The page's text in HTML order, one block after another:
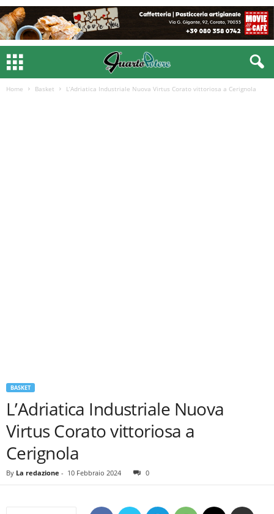
Home Basket L’Adriatica Industriale Nuova Virtus Corato vittoriosa a Cerignola
BASKET
L’Adriatica Industriale Nuova
Virtus Corato vittoriosa a
Cerignola
By La redazione - 10 Febbraio 2024 0